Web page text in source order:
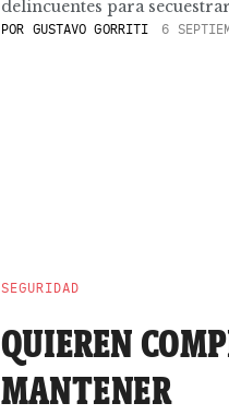
delincuentes para
POR GUSTAVO GORRITI 6
SEGURIDAD
QUIEREN
MANTENER